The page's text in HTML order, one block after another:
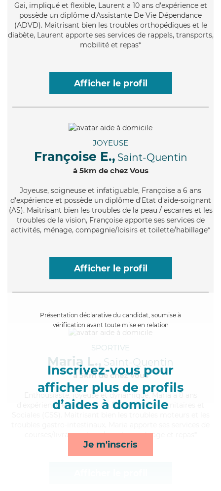
Gai, impliqué et flexible, Laurent a 10 ans d'expérience et
possède un diplôme d'Assistante De Vie Dépendance
(ADVD). Maitrisant bien les troubles orthopédiques et le
diabète, Laurent apporte ses services de rappels, transports,
mobilité et repas*
Afficher le profil
JOYEUSE
Françoise E., Saint-Quentin
à 5km de chez Vous
Joyeuse, soigneuse et infatiguable, Françoise a 6 ans
d'expérience et possède un diplôme d'Etat d'aide-soignant
(AS). Maitrisant bien les troubles de la peau / escarres et les
troubles de la vision, Françoise apporte ses services de
activités, ménage, compagnie/loisirs et toilette/habillage*
Afficher le profil
Présentation déclarative du candidat, soumise à
vérification avant toute mise en relation
Inscrivez-vous pour
afficher plus de profils
d’aides à domicile
Je m'inscris
SPORTIVE
Maria L., Saint-Quentin
à 5km de chez Vous
, joyeuse et dynamique, Maria a 8 ans
d'expérience et possède un BEP Carrières Sanitaires et
courses/livraison, lever/coucher, ménage et repas*